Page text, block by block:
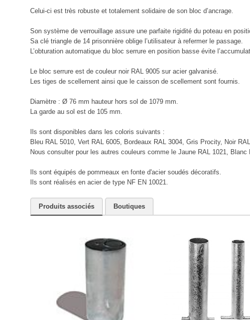
Celui-ci est très robuste et totalement solidaire de son bloc d’ancrage.
Son système de verrouillage assure une parfaite rigidité du poteau en
Sa clé triangle de 14 prisonnière oblige l’utilisateur à refermer le passage.
L’obturation automatique du bloc serrure en position basse évite
Le bloc serrure est de couleur noir RAL 9005 sur acier galvanisé.
Les tiges de scellement ainsi que le caisson de scellement sont fournis.
Diamètre : Ø 76 mm hauteur hors sol de 1079 mm.
La garde au sol est de 105 mm.
Ils sont disponibles dans les coloris suivants :
Bleu RAL 5010, Vert RAL 6005, Bordeaux RAL 3004, Gris Procity, Noir
Nous consulter pour les autres couleurs comme le Jaune RAL 1021, Blanc
Ils sont équipés de pommeaux en fonte d'acier soudés décoratifs.
Ils sont réalisés en acier de type NF EN 10021.
Produits associés Boutiques